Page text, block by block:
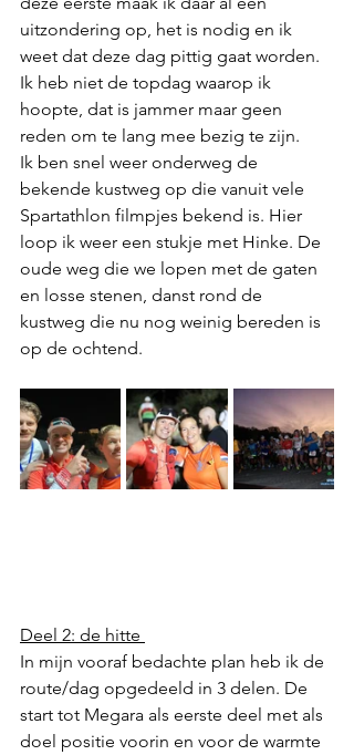
uitzondering op, het is nodig en ik
weet dat deze dag pittig gaat worden.
Ik heb niet de topdag waarop ik
hoopte, dat is jammer maar geen
reden om te lang mee bezig te zijn.
Ik ben snel weer onderweg de
bekende kustweg op die vanuit vele
Spartathlon filmpjes bekend is. Hier
loop ik weer een stukje met Hinke. De
oude weg die we lopen met de gaten
en losse stenen, danst rond de
kustweg die nu nog weinig bereden is
op de ochtend.
Deel 2: de hitte
In mijn vooraf bedachte plan heb ik de
route/dag opgedeeld in 3 delen. De
start tot Megara als eerste deel met als
doel positie voorin en voor de warmte